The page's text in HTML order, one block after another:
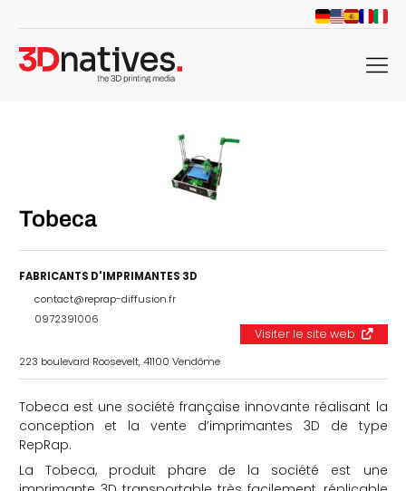
menu
Tobeca
FABRICANTS D'IMPRIMANTES 3D
contact@reprap-diffusion.fr
0972391006
Visiter le site web
223 boulevard Roosevelt, 41100 Vendôme
Tobeca est une société française innovante réalisant la
conception et la vente d’imprimantes 3D de type
RepRap.
La Tobeca, produit phare de la société est une